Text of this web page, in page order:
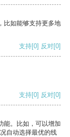
比如能够支持更多地
支持[0] 反对[0]
支持[0] 反对[0]
能。比如，可以增加
自动选择最优的线